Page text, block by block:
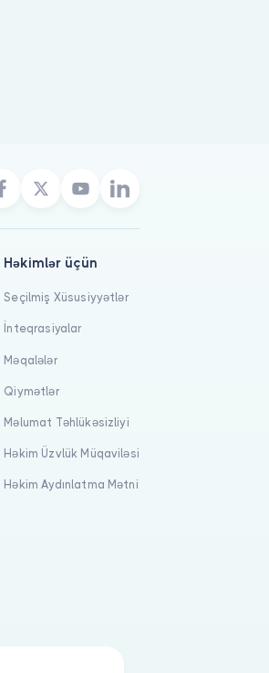
Həkimlər üçün
Seçilmiş Xüsusiyyətlər
İnteqrasiyalar
Məqalələr
Qiymətlər
Məlumat Təhlükəsizliyi
Həkim Üzvlük Müqaviləsi
Həkim Aydınlatma Mətni